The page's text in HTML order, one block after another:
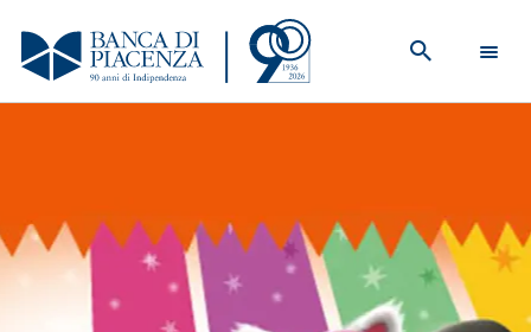
contenuto
principale